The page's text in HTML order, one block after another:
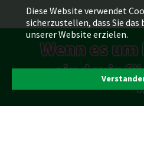
Diese Website verwendet
sicherzustellen, dass Sie das
unserer Website erzielen.
Wenn es
sind wir